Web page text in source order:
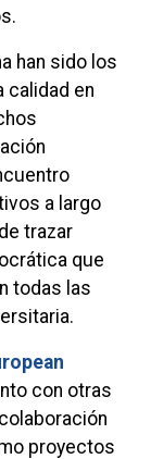
han sido los
calidad en
a largo
trazar
que
todas las
con otras
proyectos